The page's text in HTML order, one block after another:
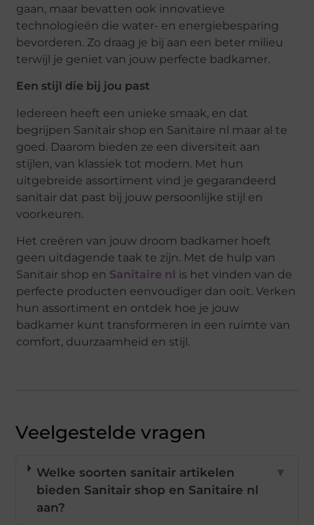
gaan, maar bevatten ook innovatieve
technologieën die water- en energiebesparing
bevorderen. Zo draag je bij aan een beter milieu
terwijl je geniet van jouw perfecte badkamer.
Een stijl die bij jou past
Iedereen heeft een unieke smaak, en dat
begrijpen Sanitair shop en Sanitaire nl maar al te
goed. Daarom bieden ze een diversiteit aan
stijlen, van klassiek tot modern. Met hun
uitgebreide assortiment vind je gegarandeerd
sanitair dat past bij jouw persoonlijke stijl en
voorkeuren.
Het creëren van jouw droom badkamer hoeft
geen uitdagende taak te zijn. Met de hulp van
Sanitair shop en Sanitaire nl
is het vinden van de
perfecte producten eenvoudiger dan ooit. Verken
hun assortiment en ontdek hoe je jouw
badkamer kunt transformeren in een ruimte van
comfort, duurzaamheid en stijl.
Veelgestelde vragen
Welke soorten sanitair artikelen
bieden Sanitair shop en Sanitaire nl
aan?
▼